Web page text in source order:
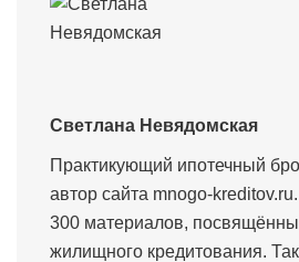
Светлана Невядомская
Практикующий ипотечный
автор сайта mnogo-
300 материалов,
жилищного кредитования.